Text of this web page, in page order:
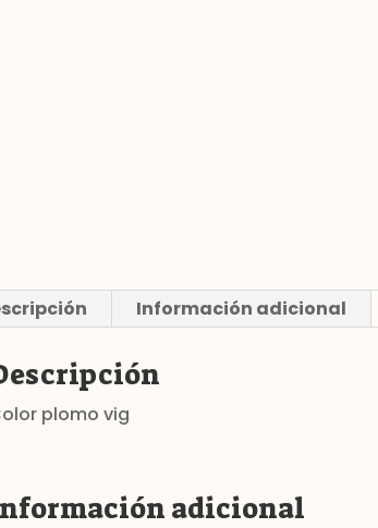
Información adicional
plomo vig
adicional